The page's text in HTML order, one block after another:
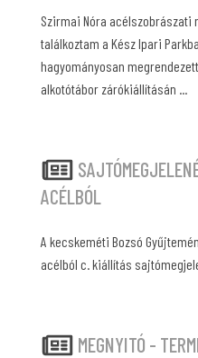
Szirmai Nóra acélszobrászati
találkoztam a Kész Ipari
hagyományosan
alkotótábor zárókiállításán ...
ACÉLBÓL
A kecskeméti Bozsó
acélból c. kiállítás
MEGNYITÓ -